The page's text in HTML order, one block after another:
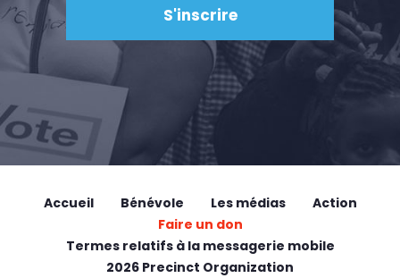
Accueil Bénévole Les médias
Action
Faire un don
Termes relatifs à la messagerie mobile
2026 Precinct Organization